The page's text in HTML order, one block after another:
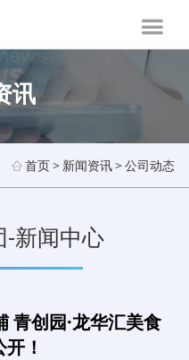
讯
首页> 新闻资讯>公司动态
-新闻中心
青创园·龙华汇美食
！